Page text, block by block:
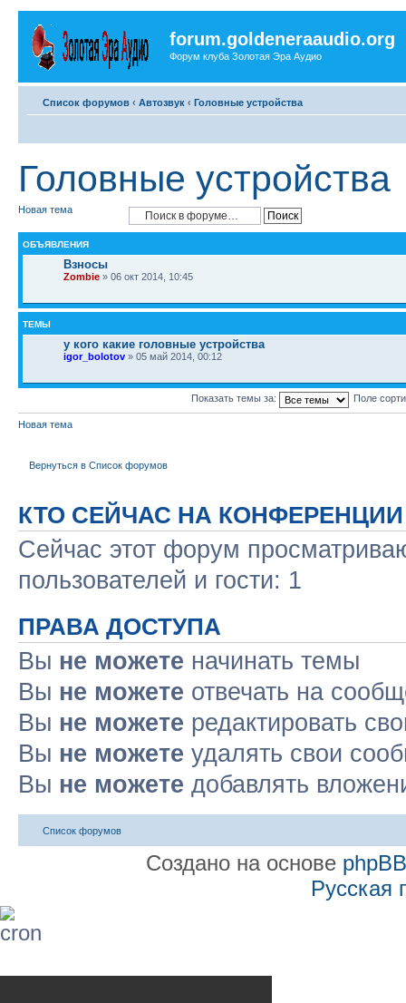
forum.goldeneraaudio.org
Форум клуба Золотая Эра Аудио
Список форумов ‹ Автозвук ‹ Головные устройства
Головные устройства
Новая тема
ОБЪЯВЛЕНИЯ
Взносы
Zombie » 06 окт 2014, 10:45
ТЕМЫ
у кого какие головные устройства
igor_bolotov » 05 май 2014, 00:12
Показать темы за: Поле
Новая тема
Вернуться в Список форумов
КТО СЕЙЧАС НА КОНФЕРЕНЦИИ
Сейчас этот форум
пользователей и гости: 1
ПРАВА ДОСТУПА
Вы не можете начинать темы
Вы не можете отвечать на
Вы не можете редактировать
Вы не можете удалять свои
Вы не можете добавлять
Список форумов
Создано на основе phpBB
Русская